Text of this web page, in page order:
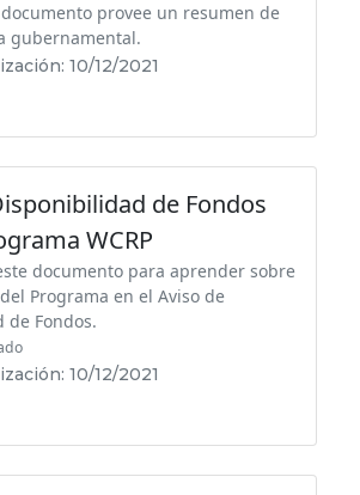
provee un resumen de
gubernamental.
10/12/2021
de Fondos
WCRP
documento para aprender sobre
Programa en el Aviso de
de Fondos.
10/12/2021